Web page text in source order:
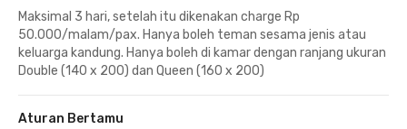
Maksimal 3 hari, setelah itu dikenakan charge Rp
50.000/malam/pax. Hanya boleh teman sesama jenis atau
keluarga kandung. Hanya boleh di kamar dengan ranjang ukuran
Double (140 x 200) dan Queen (160 x 200)
Aturan Bertamu